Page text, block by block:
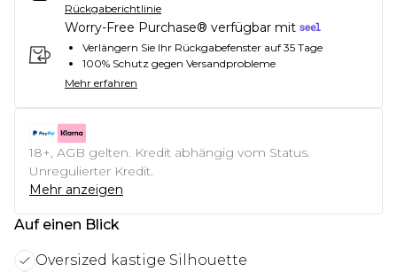
Rückgaberichtlinie
Worry-Free Purchase® verfügbar mit
Verlängern Sie Ihr Rückgabefenster auf 35 Tage
100% Schutz gegen Versandprobleme
Mehr erfahren
18+, AGB gelten. Kredit abhängig vom Status.
Unregulierter Kredit.
Mehr anzeigen
Auf einen Blick
Oversized kastige Silhouette